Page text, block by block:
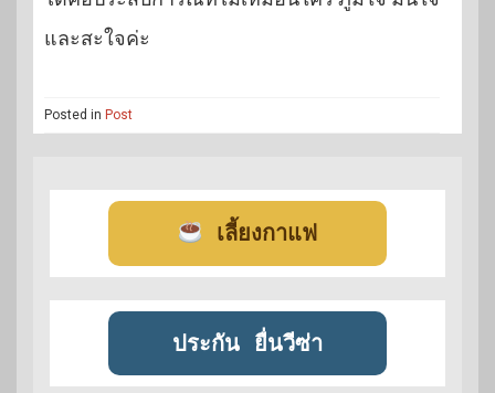
และสะใจค่ะ
Posted in Post
เลี้ยงกาแฟ
ประกัน ยื่นวีซ่า